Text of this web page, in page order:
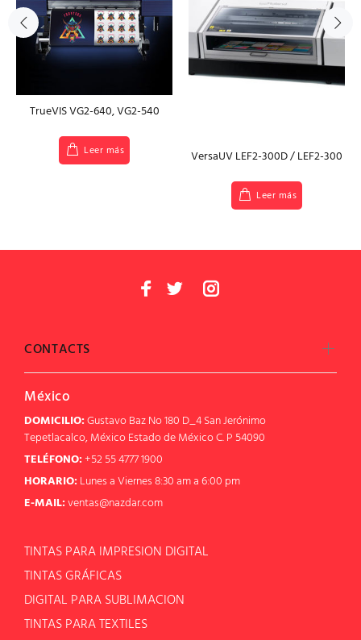
TrueVIS VG2-640, VG2-540
Leer más VersaUV LEF2-300D / LEF2-300
Leer más
CONTACTS
México
DOMICILIO:Gustavo Baz No 180 D_4 San Jerónimo
Tepetlacalco, México Estado de México C. P 54090
TELÉFONO:+52 55 4777 1900
HORARIO: Lunes a Viernes 8:30 am a 6:00 pm
E-MAIL:ventas@nazdar.com
TINTAS PARA IMPRESION DIGITAL
TINTAS GRÁFICAS
DIGITAL PARA SUBLIMACION
TINTAS PARA TEXTILES